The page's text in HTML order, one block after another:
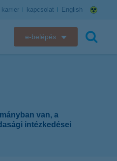
karrier kapcsolat English
e-belépés
van, a
intézkedései